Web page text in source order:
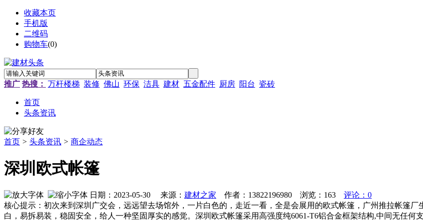
收藏本页
手机版
二维码
购物车(0)
推广 热搜： 万杆楼梯 装修 佛山 环保 洁具 建材 五金配件 厨房 阳台 瓷砖
首页
头条资讯
首页 > 头条资讯 > 商企动态
深圳欧式帐篷
日期：2023-05-30 来源： 建材之家 作者：13822196980 浏览： 163
评论：0
核心提示：初次来到深圳广交会，远远望去场馆外，一片白色的，走近一看，全是会展用的欧式帐篷，广州推拉帐篷
白，易拆易装，稳固安全，给人一种坚固厚实的感觉。深圳欧式帐篷采用高强度纯6061-T6铝合金框架结构,中间无任何